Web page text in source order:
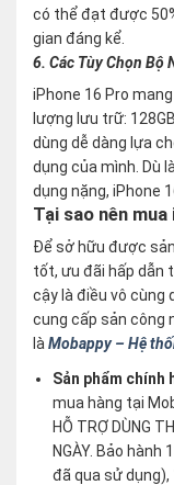
có thể đạt được
gian đáng kể.
6. Các Tùy Chọn Bộ
iPhone 16 Pro
lượng lưu trữ:
dùng dễ dàng lựa
dụng của mình. Dù
dụng nặng, iPhone
Tại sao nên
Để sở hữu được
tốt, ưu đãi hấp dẫn
cậy là điều vô cùng
cung cấp sản công
là Mobappy – Hệ
Sản phẩm chính
mua hàng tại
HỖ TRỢ DÙNG
NGÀY. Bảo
đã qua sử